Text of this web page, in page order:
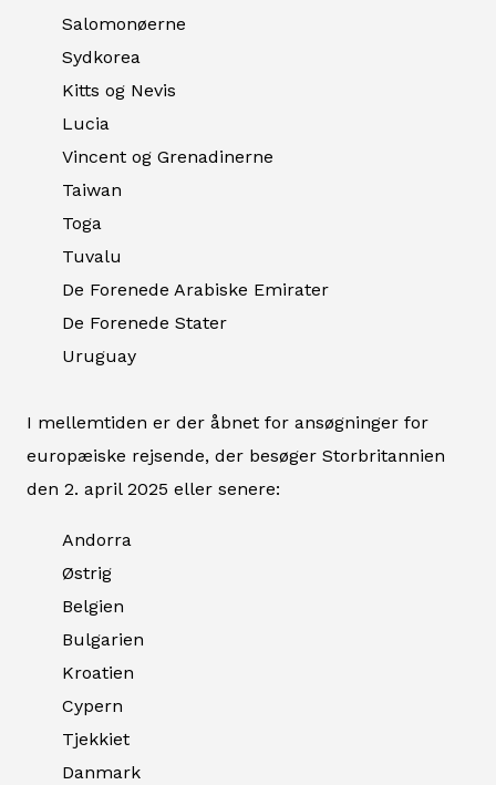
Salomonøerne
Sydkorea
Kitts og Nevis
Lucia
Vincent og Grenadinerne
Taiwan
Toga
Tuvalu
De Forenede Arabiske Emirater
De Forenede Stater
Uruguay
I mellemtiden er der åbnet for ansøgninger for
europæiske rejsende, der besøger Storbritannien
den 2. april 2025 eller senere:
Andorra
Østrig
Belgien
Bulgarien
Kroatien
Cypern
Tjekkiet
Danmark